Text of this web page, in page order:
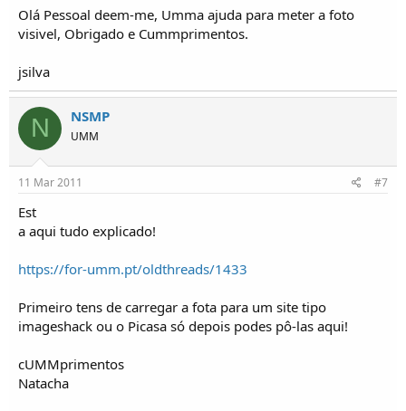
Olá Pessoal deem-me, Umma ajuda para meter a foto
visivel, Obrigado e Cummprimentos.
jsilva
N NSMP
UMM
11 Mar 2011 #7
Est
a aqui tudo explicado!
https://for-umm.pt/oldthreads/1433
Primeiro tens de carregar a fota para um site tipo
imageshack ou o Picasa só depois podes pô-las aqui!
cUMMprimentos
Natacha